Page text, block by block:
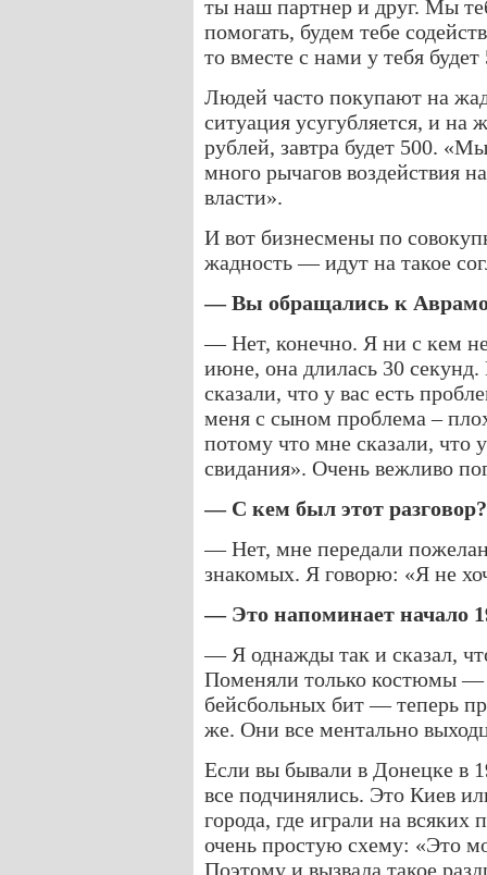
ты наш партнер и друг. Мы
помогать, будем тебе
то вместе с нами у тебя
Людей часто покупают на
ситуация усугубляется, и на
рублей, завтра будет 500.
много рычагов воздействия
власти».
И вот бизнесмены по
жадность — идут на такое
— Вы обращались к
— Нет, конечно. Я ни с кем
июне, она длилась 30
сказали, что у вас есть
меня с сыном проблема –
потому что мне сказали, что
свидания». Очень вежливо
— С кем был этот
— Нет, мне передали
знакомых. Я говорю: «Я не
— Это напоминает начало
— Я однажды так и сказал,
Поменяли только костюмы —
бейсбольных бит — теперь
же. Они все ментально
Если вы бывали в Донецке в
все подчинялись. Это Киев
города, где играли на
очень простую схему: «Это
Поэтому и вызвала такое